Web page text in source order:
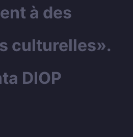
à des
culturelles».
DIOP